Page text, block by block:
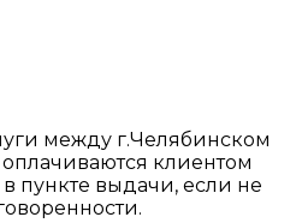
между г.Челябинском
клиентом
пункте выдачи, если не